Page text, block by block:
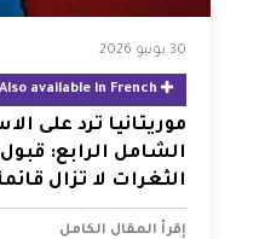
30 يونيو 2026
موريتانيا ترد على
الثغرات لا تزال
إقرأ المقال الكامل